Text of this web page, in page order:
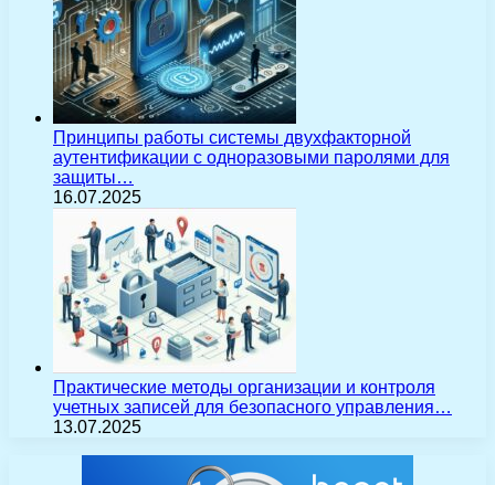
Принципы работы системы двухфакторной
аутентификации с одноразовыми паролями для
защиты…
16.07.2025
Практические методы организации и контроля
учетных записей для безопасного управления…
13.07.2025